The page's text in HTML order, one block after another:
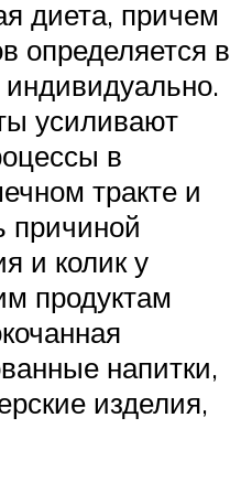
диета, причем
определяется в
усиливают
в
тракте и
причиной
и колик у
продуктам
напитки,
изделия,